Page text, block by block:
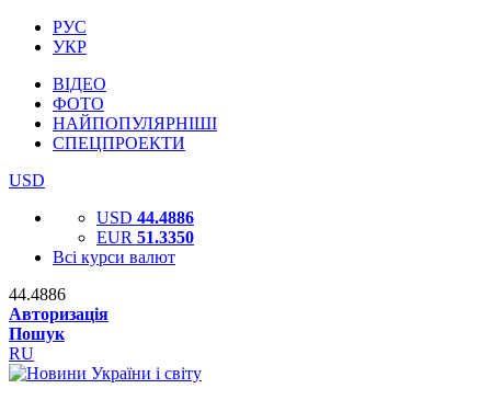
РУС
УКР
ВІДЕО
ФОТО
НАЙПОПУЛЯРНІШІ
СПЕЦПРОЕКТИ
USD
USD 44.4886
EUR 51.3350
Всі курси валют
44.4886
Авторизація
Пошук
RU